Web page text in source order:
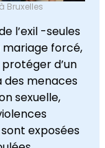
Bruxelles
l’exil -seules
forcé,
d’un
menaces
sexuelle,
sont exposées